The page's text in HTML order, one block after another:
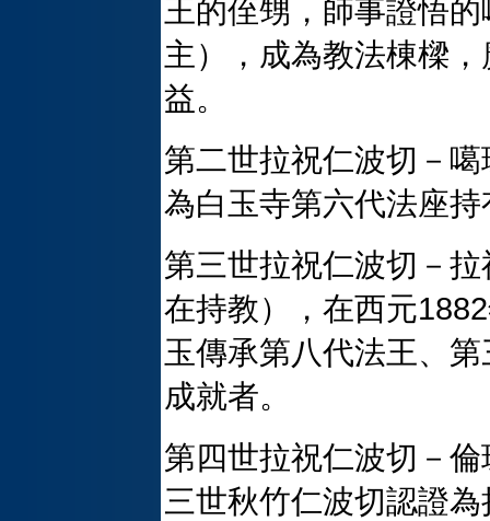
王的侄甥，師事證悟
主），成為教法棟樑
益。
第二世拉祝仁波切－
為白玉寺第六代法座持
第三世拉祝仁波切－
在持教），在西元
玉傳承第八代法王、
成就者。
第四世拉祝仁波切－
三世秋竹仁波切認證